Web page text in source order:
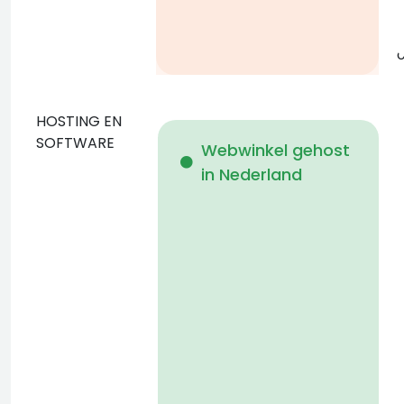
HOSTING EN
SOFTWARE
Webwinkel gehost
in Nederland